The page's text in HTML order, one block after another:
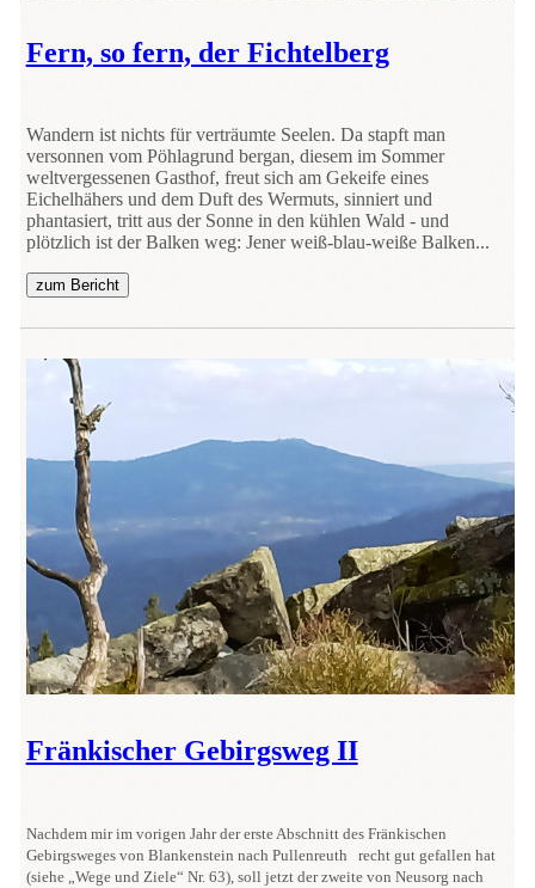
Fern, so fern, der Fichtelberg
Wandern ist nichts für verträumte Seelen. Da stapft man
versonnen vom Pöhlagrund bergan, diesem im Sommer
weltvergessenen Gasthof, freut sich am Gekeife eines
Eichelhähers und dem Duft des Wermuts, sinniert und
phantasiert, tritt aus der Sonne in den kühlen Wald - und
plötzlich ist der Balken weg: Jener weiß-blau-weiße Balken...
zum Bericht
Fränkischer Gebirgsweg II
Nachdem mir im vorigen Jahr der erste Abschnitt des Fränkischen
Gebirgsweges von Blankenstein nach Pullenreuth recht gut gefallen hat
(siehe „Wege und Ziele“ Nr. 63), soll jetzt der zweite von Neusorg nach